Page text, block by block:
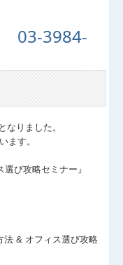
03-3984-
なりました。
ます。
び攻略セミナー』
法 & オフィス選び攻略